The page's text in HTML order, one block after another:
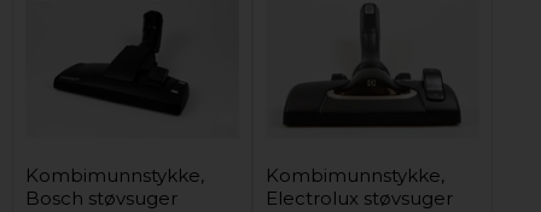
Kombimunnstykke,
Bosch støvsuger
Kombimunnstykke,
Electrolux støvsuger